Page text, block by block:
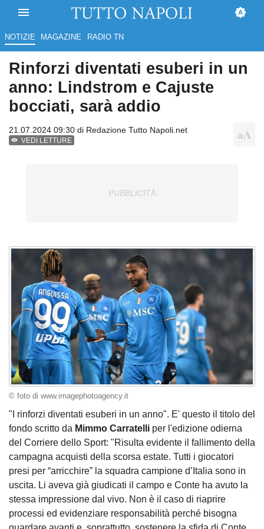
NOTIZIE MAGAZINE RADIO TN
Rinforzi diventati esuberi in un
anno: Lindstrom e Cajuste
bocciati, sarà addio
21.07.2024 09:30 di Redazione Tutto Napoli.net
VEDI LETTURE
© foto di www.imagephotoagency.it
"I rinforzi diventati esuberi in un anno". E' questo il titolo del
fondo scritto da Mimmo Carratelli per l'edizione odierna
del Corriere dello Sport: "Risulta evidente il fallimento della
campagna acquisti della scorsa estate. Tutti i giocatori
presi per “arricchire” la squadra campione d’Italia sono in
uscita. Li aveva già giudicati il campo e Conte ha avuto la
stessa impressione dal vivo. Non è il caso di riaprire
processi ed evidenziare responsabilità perché bisogna